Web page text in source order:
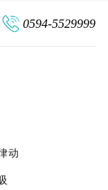
0594-5529999
动